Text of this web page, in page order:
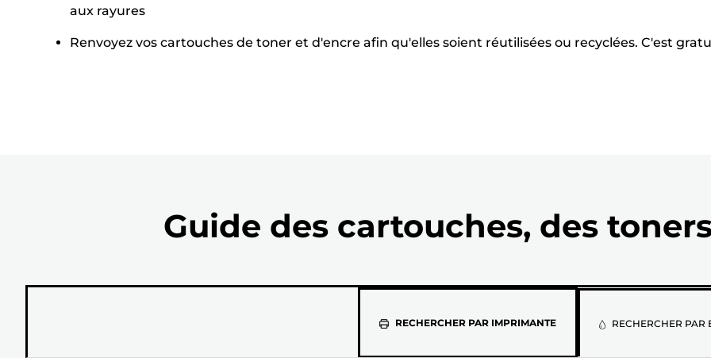
aux rayures
Renvoyez vos cartouches de toner et d'encre afin qu'elles soient réutilisées ou recyclées. C'est
Guide des cartouches, des
RECHERCHER PAR IMPRIMANTE RECHERCHER PAR